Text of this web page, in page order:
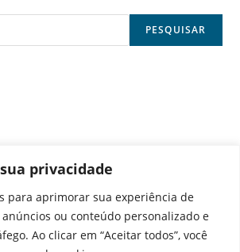
privacidade
para aprimorar sua experiência de
anúncios ou conteúdo personalizado e
Ao clicar em “Aceitar todos”, você
PESQUISAR